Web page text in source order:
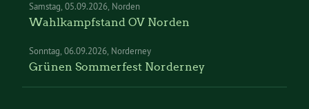
Samstag 05.09.2026 Norden
Wahlkampfstand OV Norden
Sonntag 06.09.2026 Norderney
Grünen Sommerfest Norderney